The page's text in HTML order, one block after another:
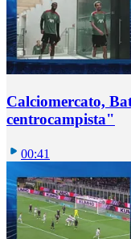
Calciomercato,
centrocampista"
00:41